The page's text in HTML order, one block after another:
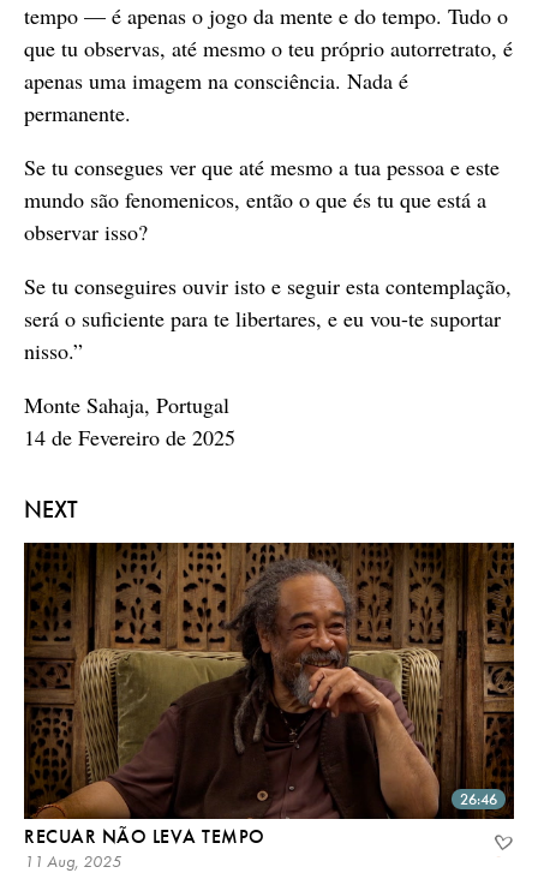
NEXT
26:46
RECUAR NÃO LEVA TEMPO
11 Aug, 2025
tempo — é apenas o jogo da mente e do tempo. Tudo o
que tu observas, até mesmo o teu próprio autorretrato, é
apenas uma imagem na consciência. Nada é
permanente.
Se tu consegues ver que até mesmo a tua pessoa e este
mundo são fenomenicos, então o que és tu que está a
observar isso?
Se tu conseguires ouvir isto e seguir esta contemplação,
será o suficiente para te libertares, e eu vou-te suportar
nisso.”
Monte Sahaja, Portugal
14 de Fevereiro de 2025